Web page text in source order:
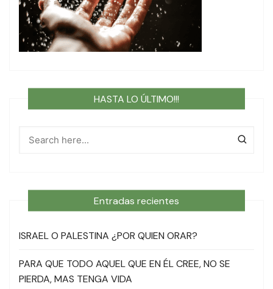
HASTA LO ÚLTIMO!!!
Entradas recientes
ISRAEL O PALESTINA ¿POR QUIEN ORAR?
PARA QUE TODO AQUEL QUE EN ÉL CREE, NO SE
PIERDA, MAS TENGA VIDA